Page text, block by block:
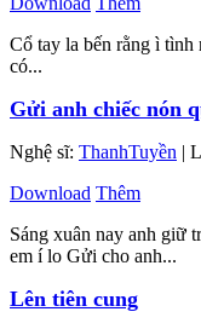
Cổ tay la bến rằng ì tình
có...
Gửi anh chiếc nón
Nghệ sĩ: ThanhTuyền |
Download Thêm
Sáng xuân nay anh giữ
em í lo Gửi cho anh...
Lên tiên cung